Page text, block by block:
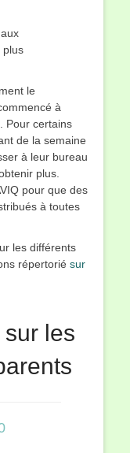
plus
le
à
Pour certains
de la semaine
à leur bureau
plus.
pour que des
à toutes
les différents
répertorié sur
les